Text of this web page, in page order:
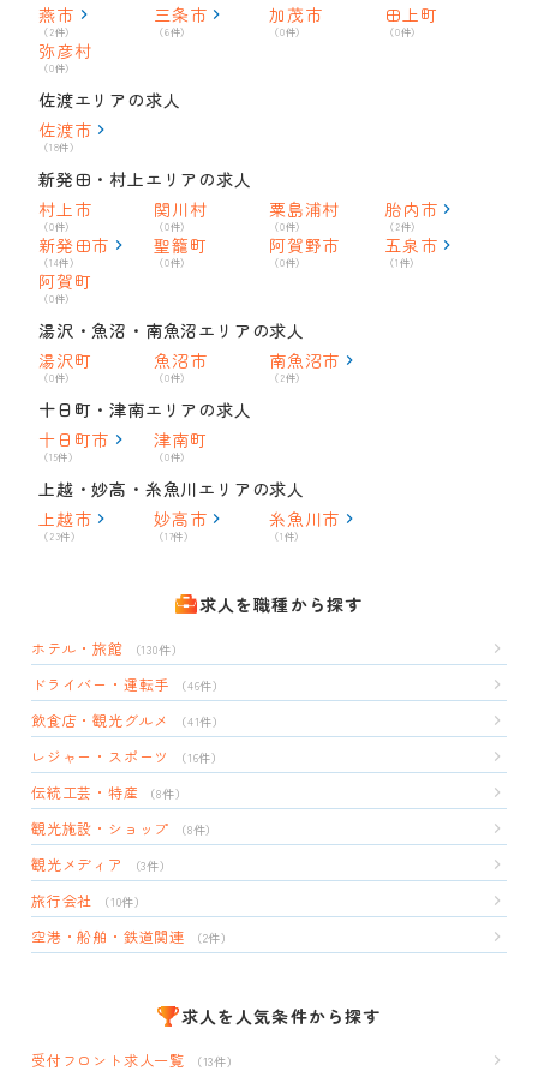
燕市
（2件）
三条市
（6件）
加茂市
（0件）
田上町
（0件）
弥彦村
（0件）
佐渡エリアの求人
佐渡市
（18件）
新発田・村上エリアの求人
村上市
（0件）
関川村
（0件）
粟島浦村
（0件）
胎内市
（2件）
新発田市
（14件）
聖籠町
（0件）
阿賀野市
（0件）
五泉市
（1件）
阿賀町
（0件）
湯沢・魚沼・南魚沼エリアの求人
湯沢町
（0件）
魚沼市
（0件）
南魚沼市
（2件）
十日町・津南エリアの求人
十日町市
（15件）
津南町
（0件）
上越・妙高・糸魚川エリアの求人
上越市
（23件）
妙高市
（17件）
糸魚川市
（1件）
求人を職種から探す
ホテル・旅館 （130件）
ドライバー・運転手 （46件）
飲食店・観光グルメ （41件）
レジャー・スポーツ （16件）
伝統工芸・特産 （8件）
観光施設・ショップ （8件）
観光メディア （3件）
旅行会社 （10件）
空港・船舶・鉄道関連 （2件）
求人を人気条件から探す
受付フロント求人一覧 （13件）